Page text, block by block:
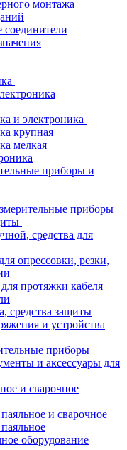
монтажа
соединители
и электроника
крупная
мелкая
приборы и
приборы
средства для
опрессовки, резки,
протяжки кабеля
средства защиты
и устройства
приборы
и аксессуары для
и сварочное
и сварочное
оборудование